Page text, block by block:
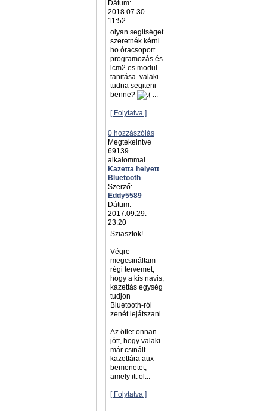
Dátum:
2018.07.30.
11:52
olyan segitséget
szeretnék kérni
ho óracsoport
programozás és
lcm2 es modul
tanitása. valaki
tudna segiteni
benne?
...
[ Folytatva ]
0 hozzászólás
Megtekeintve
69139
alkalommal
Kazetta helyett
Bluetooth
Szerző:
Eddy5589
Dátum:
2017.09.29.
23:20
Sziasztok!
Végre
megcsináltam
régi tervemet,
hogy a kis navis,
kazettás egység
tudjon
Bluetooth-ról
zenét lejátszani.
Az ötlet onnan
jött, hogy valaki
már csinált
kazettára aux
bemenetet,
amely itt ol...
[ Folytatva ]